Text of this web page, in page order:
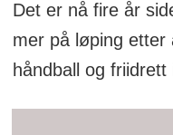
Det er nå fire år
mer på løping etter
håndball og